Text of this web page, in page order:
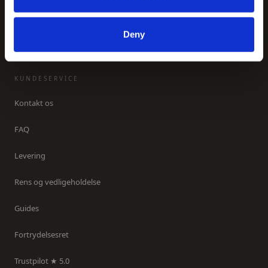
Deny
KUNDESERVICE
Kontakt os
FAQ
Levering
Rens og vedligeholdelse
Guides
Fortrydelsesret
Trustpilot ★ 5.0